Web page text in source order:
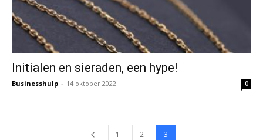
Initialen en sieraden, een hype!
Businesshulp - 14 oktober 2022 0
1 2 3